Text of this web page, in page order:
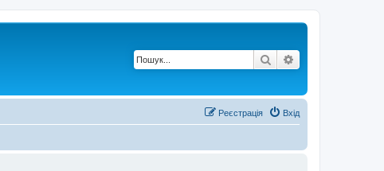
Пошук
Вхід
Реєстрація